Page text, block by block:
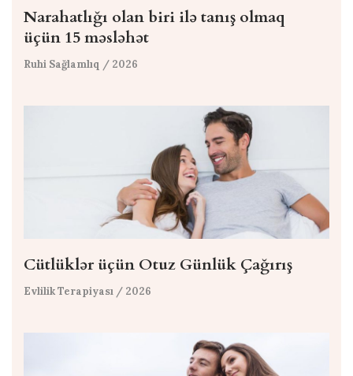
Narahatlığı olan biri ilə tanış olmaq
üçün 15 məsləhət
Ruhi Sağlamlıq / 2026
Cütlüklər üçün Otuz Günlük Çağırış
Evlilik Terapiyası / 2026